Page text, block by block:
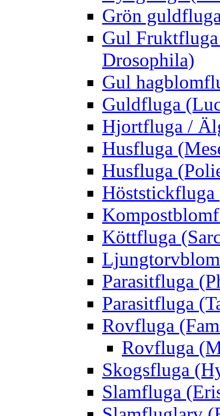
Grön
Gul
Drosophila)
Gul
Guldfluga
Hjortfluga /
Husfluga
Husfluga
Höststickfluga
Köttfluga
Parasitfluga
Parasitfluga
Rovfluga
Rovfluga
Skogsfluga
Slamfluga